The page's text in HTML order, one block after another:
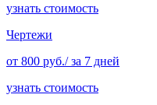
узнать стоимость
Чертежи
от 800 руб./ за 7 дней
узнать стоимость